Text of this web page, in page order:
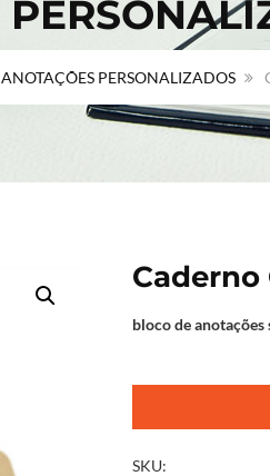
PERSONALIZADOS
Caderno
bloco de anotações
SKU: